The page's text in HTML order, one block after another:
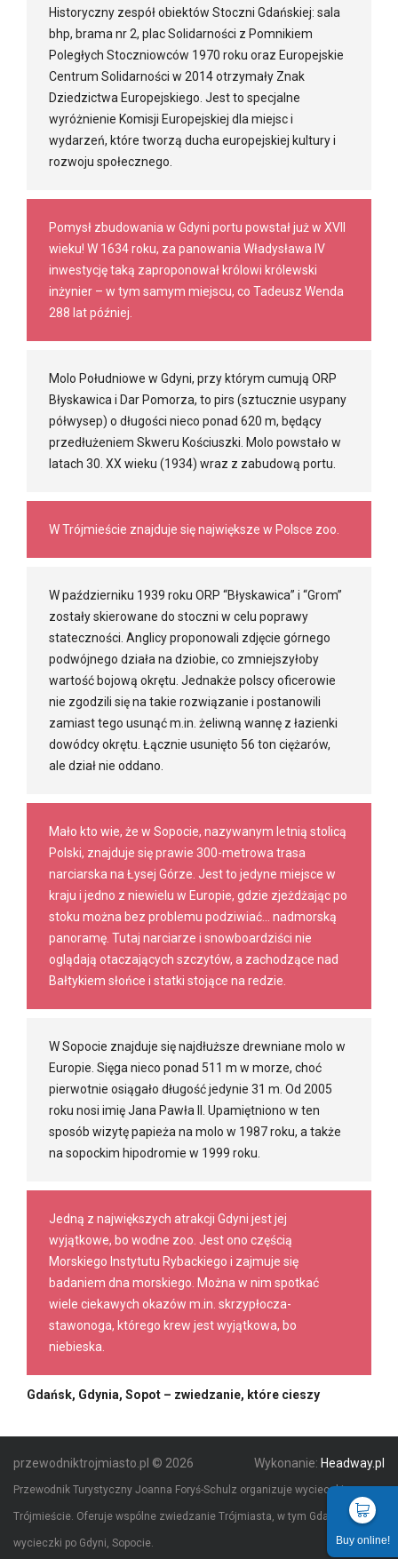
Historyczny zespół obiektów Stoczni Gdańskiej: sala
bhp, brama nr 2, plac Solidarności z Pomnikiem
Poległych Stoczniowców 1970 roku oraz Europejskie
Centrum Solidarności w 2014 otrzymały Znak
Dziedzictwa Europejskiego. Jest to specjalne
wyróżnienie Komisji Europejskiej dla miejsc i
wydarzeń, które tworzą ducha europejskiej kultury i
rozwoju społecznego.
Pomysł zbudowania w Gdyni portu powstał już w XVII
wieku! W 1634 roku, za panowania Władysława IV
inwestycję taką zaproponował królowi królewski
inżynier – w tym samym miejscu, co Tadeusz Wenda
288 lat później.
Molo Południowe w Gdyni, przy którym cumują ORP
Błyskawica i Dar Pomorza, to pirs (sztucznie usypany
półwysep) o długości nieco ponad 620 m, będący
przedłużeniem Skweru Kościuszki. Molo powstało w
latach 30. XX wieku (1934) wraz z zabudową portu.
W Trójmieście znajduje się największe w Polsce zoo.
W październiku 1939 roku ORP “Błyskawica” i “Grom”
zostały skierowane do stoczni w celu poprawy
stateczności. Anglicy proponowali zdjęcie górnego
podwójnego działa na dziobie, co zmniejszyłoby
wartość bojową okrętu. Jednakże polscy oficerowie
nie zgodzili się na takie rozwiązanie i postanowili
zamiast tego usunąć m.in. żeliwną wannę z łazienki
dowódcy okrętu. Łącznie usunięto 56 ton ciężarów,
ale dział nie oddano.
Mało kto wie, że w Sopocie, nazywanym letnią stolicą
Polski, znajduje się prawie 300-metrowa trasa
narciarska na Łysej Górze. Jest to jedyne miejsce w
kraju i jedno z niewielu w Europie, gdzie zjeżdżając po
stoku można bez problemu podziwiać… nadmorską
panoramę. Tutaj narciarze i snowboardziści nie
oglądają otaczających szczytów, a zachodzące nad
Bałtykiem słońce i statki stojące na redzie.
W Sopocie znajduje się najdłuższe drewniane molo w
Europie. Sięga nieco ponad 511 m w morze, choć
pierwotnie osiągało długość jedynie 31 m. Od 2005
roku nosi imię Jana Pawła II. Upamiętniono w ten
sposób wizytę papieża na molo w 1987 roku, a także
na sopockim hipodromie w 1999 roku.
Jedną z największych atrakcji Gdyni jest jej
wyjątkowe, bo wodne zoo. Jest ono częścią
Morskiego Instytutu Rybackiego i zajmuje się
badaniem dna morskiego. Można w nim spotkać
wiele ciekawych okazów m.in. skrzypłocza-
stawonoga, którego krew jest wyjątkowa, bo
niebieska.
Gdańsk, Gdynia, Sopot – zwiedzanie, które cieszy
Wykonanie: Headway.pl
przewodniktrojmiasto.pl © 2026
Przewodnik Turystyczny Joanna Foryś-Schulz organizuje wycieczki po
Trójmieście. Oferuje wspólne zwiedzanie Trójmiasta, w tym Gdańska,
wycieczki po Gdyni, Sopocie. Buy online!